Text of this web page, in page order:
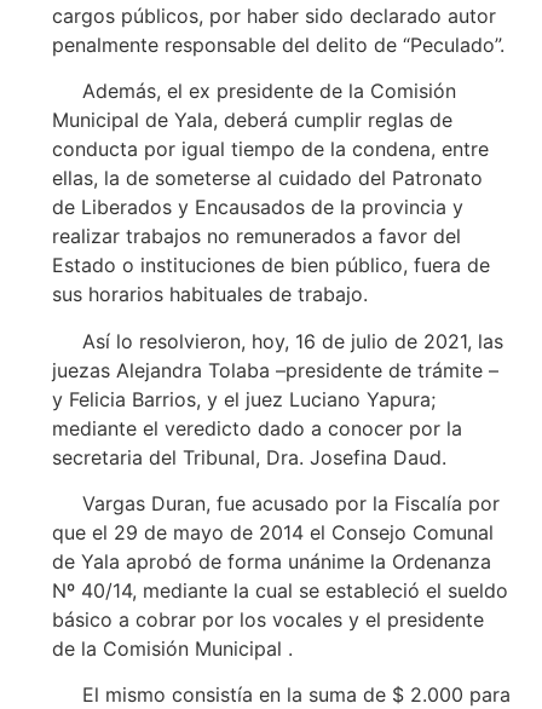
cargos públicos, por haber sido declarado autor
penalmente responsable del delito de “Peculado”.
Además, el ex presidente de la Comisión
Municipal de Yala, deberá cumplir reglas de
conducta por igual tiempo de la condena, entre
ellas, la de someterse al cuidado del Patronato
de Liberados y Encausados de la provincia y
realizar trabajos no remunerados a favor del
Estado o instituciones de bien público, fuera de
sus horarios habituales de trabajo.
Así lo resolvieron, hoy, 16 de julio de 2021, las
juezas Alejandra Tolaba –presidente de trámite –
y Felicia Barrios, y el juez Luciano Yapura;
mediante el veredicto dado a conocer por la
secretaria del Tribunal, Dra. Josefina Daud.
Vargas Duran, fue acusado por la Fiscalía por
que el 29 de mayo de 2014 el Consejo Comunal
de Yala aprobó de forma unánime la Ordenanza
Nº 40/14, mediante la cual se estableció el sueldo
básico a cobrar por los vocales y el presidente
de la Comisión Municipal .
El mismo consistía en la suma de $ 2.000 para